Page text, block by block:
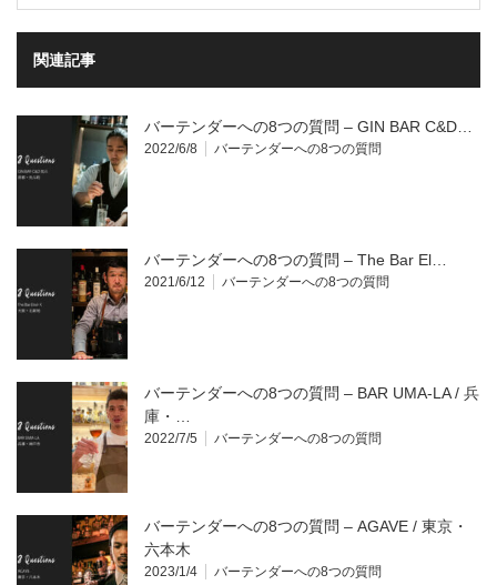
関連記事
バーテンダーへの8つの質問 – GIN BAR C&D…
2022/6/8 バーテンダーへの8つの質問
バーテンダーへの8つの質問 – The Bar El…
2021/6/12 バーテンダーへの8つの質問
バーテンダーへの8つの質問 – BAR UMA-LA / 兵
庫・…
2022/7/5 バーテンダーへの8つの質問
バーテンダーへの8つの質問 – AGAVE / 東京・
六本木
2023/1/4 バーテンダーへの8つの質問